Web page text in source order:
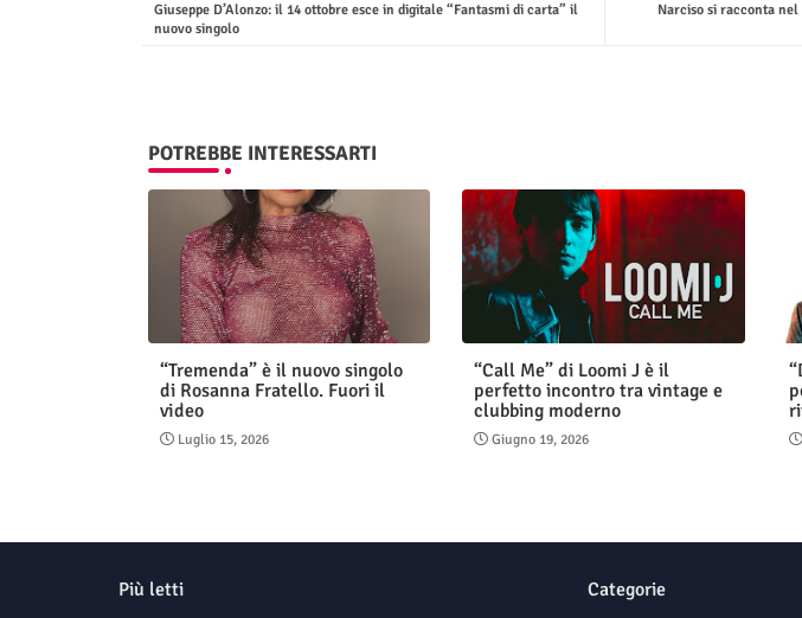
Narciso si racconta nel
Giuseppe D’Alonzo: il 14 ottobre esce in digitale “Fantasmi di carta” il
nuovo singolo
POTREBBE INTERESSARTI
“Tremenda” è il nuovo singolo
di Rosanna Fratello. Fuori il
video
Luglio 15, 2026
“Call Me” di Loomi J è il
perfetto incontro tra vintage e
clubbing moderno
Giugno 19, 2026
Più letti Categorie